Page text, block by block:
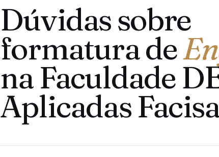
Dúvidas sobre
formatura de
na Faculdade
Aplicadas